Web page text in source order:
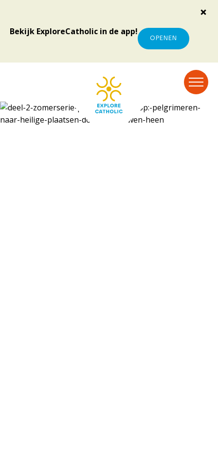
Bekijk ExploreCatholic in de app!
OPENEN